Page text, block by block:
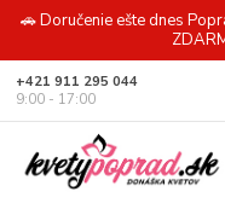
🚗 Doručenie ešte dnes
+421 911 295 044
9:00 - 17:00